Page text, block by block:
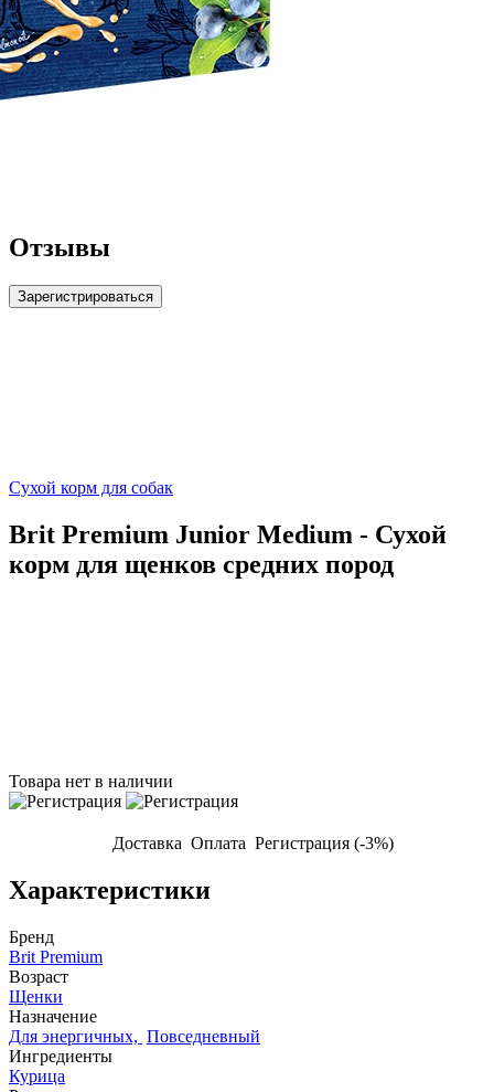
Отзывы
Зарегистрироваться
Сухой корм для собак
Brit Premium Junior Medium - Сухой
корм для щенков средних пород
Товара нет в наличии
Доставка Оплата Регистрация (-3%)
Характеристики
Бренд
Brit Premium
Возраст
Щенки
Назначение
Для энергичных, Повседневный
Ингредиенты
Курица